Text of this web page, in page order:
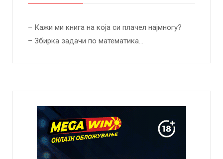
– Кажи ми книга на која си плачел најмногу?
– Збирка задачи по математика…